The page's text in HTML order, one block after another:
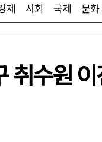
제 사회 국제 문화
수원